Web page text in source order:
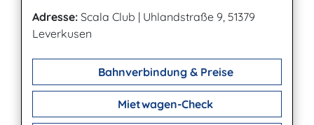
Adresse: Scala Club | Uhlandstraße 9, 51379
Leverkusen
Bahnverbindung & Preise
Mietwagen-Check